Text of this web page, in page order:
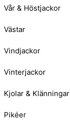
Vår & Höstjackor
Västar
Vindjackor
Vinterjackor
Kjolar & Klänningar
Pikéer